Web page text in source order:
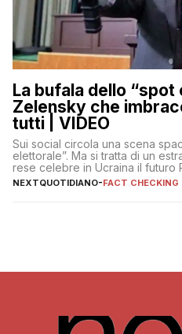
La bufala dello
Zelensky che
tutti | VIDEO
Sui social circola una scena
elettorale”. Ma si tratta di un
rese celebre in Ucraina il futuro
NEXTQUOTIDIANO-FACT CHECKING